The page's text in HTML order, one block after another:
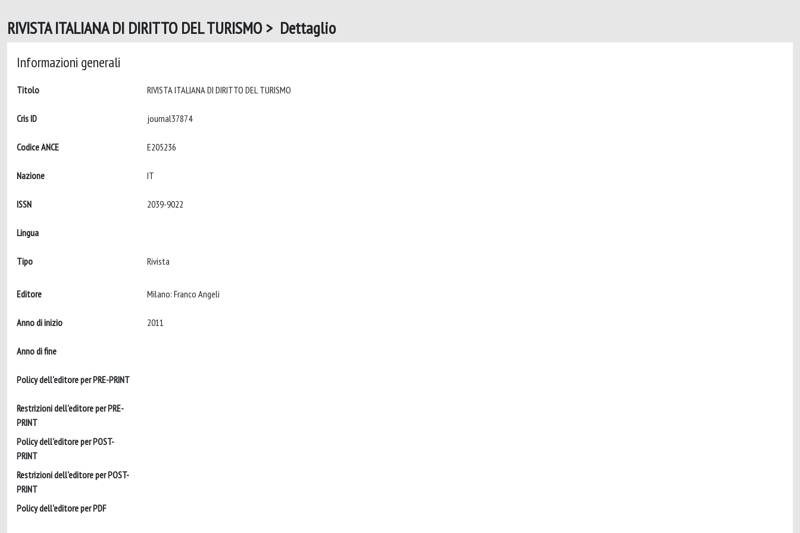
RIVISTA ITALIANA DI DIRITTO DEL TURISMO > Dettaglio
Informazioni generali
Titolo
Cris ID
Codice ANCE
Nazione
ISSN
Lingua
Tipo Rivista
Editore
Anno di inizio
Anno di fine
Policy dell'editore per PRE-PRINT
Restrizioni dell'editore per PRE-
PRINT
Policy dell'editore per POST-
PRINT
Restrizioni dell'editore per POST-
PRINT
Policy dell'editore per PDF